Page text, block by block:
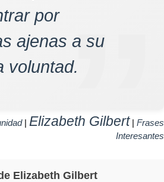
por
ajenas a su
voluntad.
| Elizabeth Gilbert| Frases
Interesantes
Elizabeth Gilbert